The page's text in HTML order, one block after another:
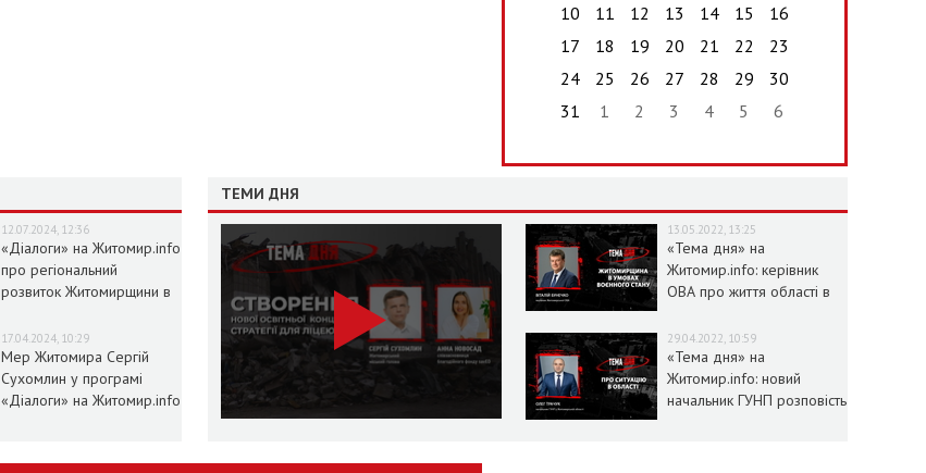
10
11 12 13 14 15
16
17
18 19 20 21 22
23
24
25 26 27 28 29
30
31
1 2 3 4 5 6
12.07.2024, 12:36
«Діалоги» на Житомир.info
про регіональний
розвиток Житомирщини в
17.04.2024, 10:29
Мер Житомира Сергій
Сухомлин у програмі
«Діалоги» на Житомир.info
ТЕМИ ДНЯ
13.05.2022, 13:25
«Тема дня» на
Житомир.info: керівник
ОВА про життя області в
29.04.2022, 10:59
«Тема дня» на
Житомир.info: новий
начальник ГУНП розповість